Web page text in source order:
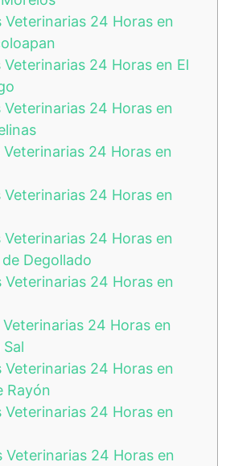
Veterinarias 24 Horas en
Veterinarias 24 Horas en El
Veterinarias 24 Horas en
Veterinarias 24 Horas en
Veterinarias 24 Horas en
Veterinarias 24 Horas en
Degollado
Veterinarias 24 Horas en
24 Horas en
Veterinarias 24 Horas en
Rayón
Veterinarias 24 Horas en
Veterinarias 24 Horas en